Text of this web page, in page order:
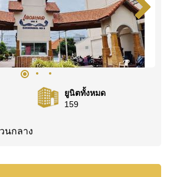
ยูนิตทั้งหมด
159
นกลาง